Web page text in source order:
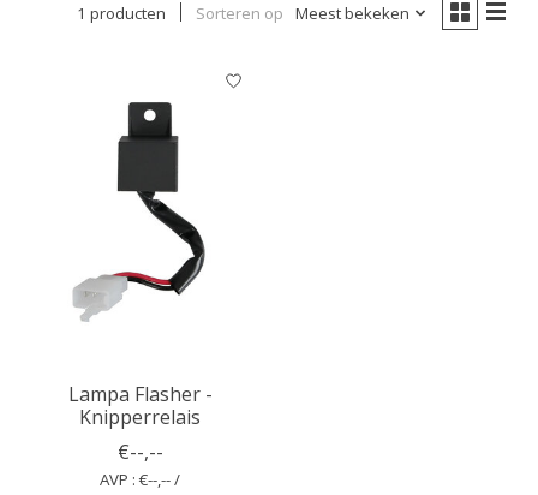
1 producten Sorteren op Meest bekeken
Lampa Flasher -
Knipperrelais
€--,--
AVP : €--,-- /